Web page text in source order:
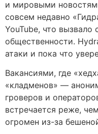
и мировыми
совсем недавно
YouTube, что
общественности.
атаки и пока что
Вакансиями, где
«кладменов» —
гроверов и
встречается реже,
огромен из-за